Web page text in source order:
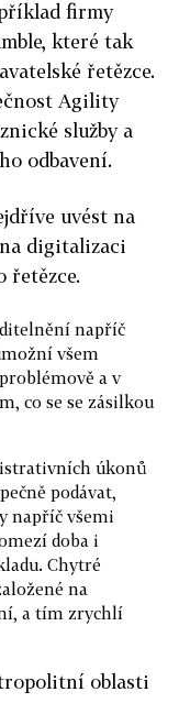
firmy
které tak
řetězce.
Agility
služby a
odbavení.
uvést na
digitalizaci
řetězce.
napříč
všem
a v
co se se zásilkou
úkonů
podávat,
napříč všemi
doba i
Chytré
na
a tím zrychlí
oblasti